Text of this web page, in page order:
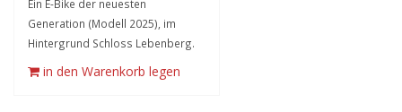
Ein E-Bike der neuesten
Generation (Modell 2025), im
Hintergrund Schloss Lebenberg.
in den Warenkorb legen